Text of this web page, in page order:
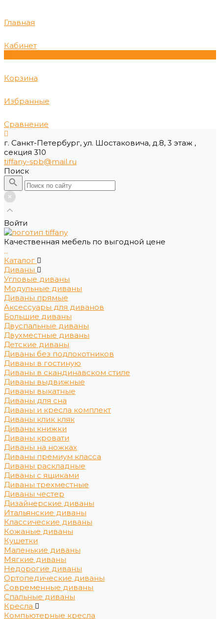
Главная
Кабинет
Корзина
Избранные
Сравнение
г. Санкт-Петербург, ул. Шостаковича, д.8, 3 этаж ,
секция 310
tiffany-spb@mail.ru
Поиск
Войти
Качественная мебель по выгодной цене
...
Каталог
Диваны
Угловые диваны
Модульные диваны
Диваны прямые
Аксессуары для диванов
Большие диваны
Двуспальные диваны
Двухместные диваны
Детские диваны
Диваны без подлокотников
Диваны в гостиную
Диваны в скандинавском стиле
Диваны выдвижные
Диваны выкатные
Диваны для сна
Диваны и кресла комплект
Диваны клик кляк
Диваны книжки
Диваны кровати
Диваны на ножках
Диваны премиум класса
Диваны раскладные
Диваны с ящиками
Диваны трехместные
Диваны честер
Дизайнерские диваны
Итальянские диваны
Классические диваны
Кожаные диваны
Кушетки
Маленькие диваны
Мягкие диваны
Недорогие диваны
Ортопедические диваны
Современные диваны
Спальные диваны
Кресла
Компьютерные кресла